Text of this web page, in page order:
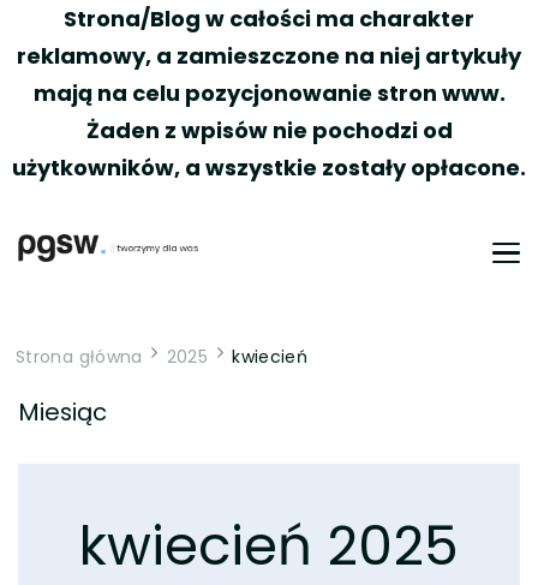
Strona/Blog w całości ma charakter
reklamowy, a zamieszczone na niej artykuły
mają na celu pozycjonowanie stron www.
Żaden z wpisów nie pochodzi od
użytkowników, a wszystkie zostały opłacone.
Strona główna 2025 kwiecień
Miesiąc
kwiecień 2025